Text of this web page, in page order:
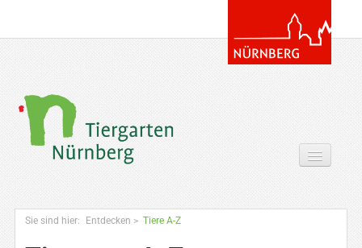
Sie sind hier: Entdecken > Tiere A-Z